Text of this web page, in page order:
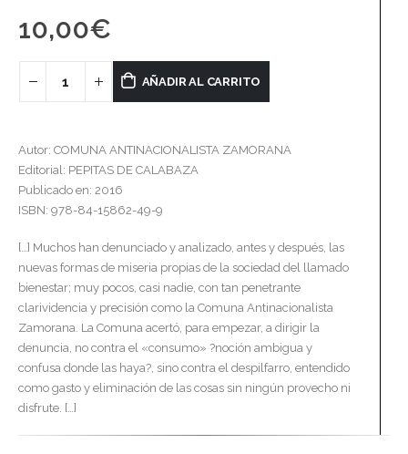
10,00€
AÑADIR AL CARRITO
Autor: COMUNA ANTINACIONALISTA ZAMORANA
Editorial: PEPITAS DE CALABAZA
Publicado en: 2016
ISBN: 978-84-15862-49-9
[…] Muchos han denunciado y analizado, antes y después, las
nuevas formas de miseria propias de la sociedad del llamado
bienestar; muy pocos, casi nadie, con tan penetrante
clarividencia y precisión como la Comuna Antinacionalista
Zamorana. La Comuna acertó, para empezar, a dirigir la
denuncia, no contra el «consumo» ?noción ambigua y
confusa donde las haya?, sino contra el despilfarro, entendido
como gasto y eliminación de las cosas sin ningún provecho ni
disfrute. […]